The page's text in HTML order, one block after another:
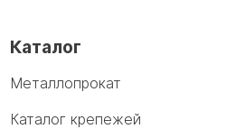
Каталог
Металлопрокат
Каталог крепежей